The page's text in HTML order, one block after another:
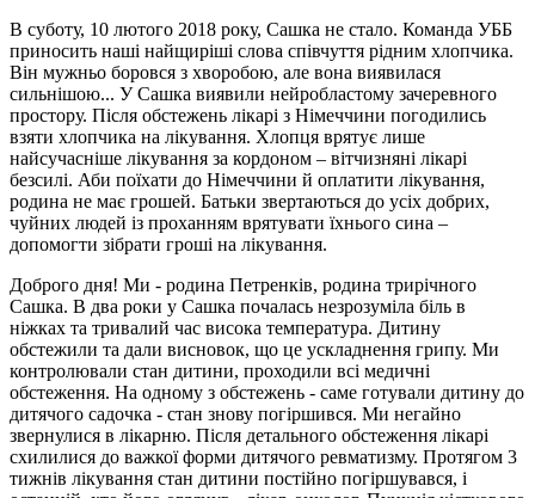
В суботу, 10 лютого 2018 року, Сашка не стало. Команда УББ
приносить наші найщиріші слова співчуття рідним хлопчика.
Він мужньо боровся з хворобою, але вона виявилася
сильнішою... У Сашка виявили нейробластому зачеревного
простору. Після обстежень лікарі з Німеччини погодились
взяти хлопчика на лікування. Хлопця врятує лише
найсучасніше лікування за кордоном – вітчизняні лікарі
безсилі. Аби поїхати до Німеччини й оплатити лікування,
родина не має грошей. Батьки звертаються до усіх добрих,
чуйних людей із проханням врятувати їхнього сина –
допомогти зібрати гроші на лікування.
Доброго дня! Ми - родина Петренків, родина трирічного
Сашка. В два роки у Сашка почалась незрозуміла біль в
ніжках та тривалий час висока температура. Дитину
обстежили та дали висновок, що це ускладнення грипу. Ми
контролювали стан дитини, проходили всі медичні
обстеження. На одному з обстежень - саме готували дитину до
дитячого садочка - стан знову погіршився. Ми негайно
звернулися в лікарню. Після детального обстеження лікарі
схилилися до важкої форми дитячого ревматизму. Протягом 3
тижнів лікування стан дитини постійно погіршувався, і